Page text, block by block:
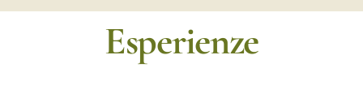
Esperienze